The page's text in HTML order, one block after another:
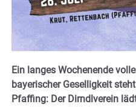
Ein langes Wochenende
bayerischer Geselligkeit
Pfaffing: Der Dirndlverein